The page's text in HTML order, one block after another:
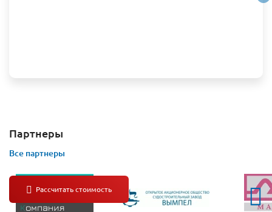
Партнеры
Все партнеры